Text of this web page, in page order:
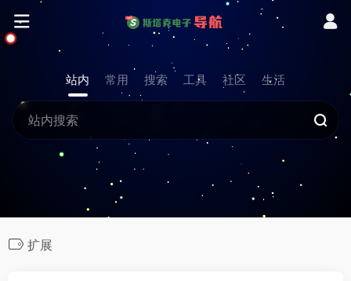
站内 常用 搜索 工具 社区 生活
扩展